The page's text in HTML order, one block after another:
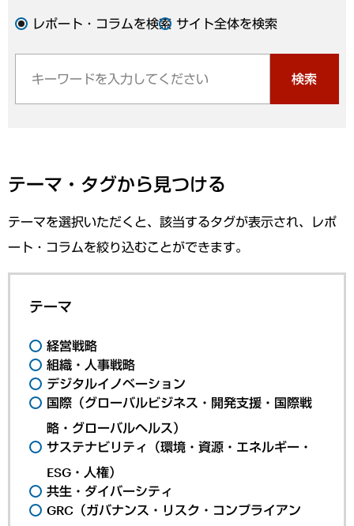
レポート・コラムを検索 サイト全体を検索
検索
テーマ・タグから見つける
テーマを選択いただくと、該当するタグが表示され、レポ
ート・コラムを絞り込むことができます。
テーマ
経営戦略
組織・人事戦略
デジタルイノベーション
国際（グローバルビジネス・開発支援・国際戦
略・グローバルヘルス）
サステナビリティ（環境・資源・エネルギー・
ESG・人権）
共生・ダイバーシティ
GRC（ガバナンス・リスク・コンプライアン